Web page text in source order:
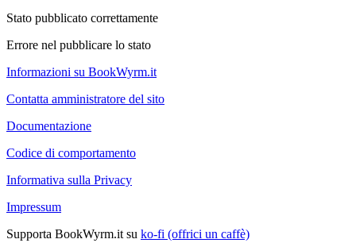
Stato pubblicato correttamente
Errore nel pubblicare lo stato
Informazioni su BookWyrm.it
Contatta amministratore del sito
Documentazione
Codice di comportamento
Informativa sulla Privacy
Impressum
Supporta BookWyrm.it su ko-fi (offrici un caffè)